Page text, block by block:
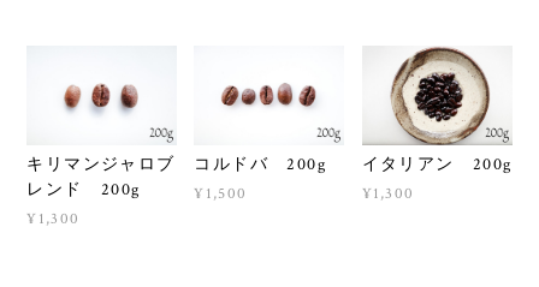
キリマンジャロブ
レンド 200g
¥1,300
コルドバ 200g
¥1,500
イタリアン 200g
¥1,300